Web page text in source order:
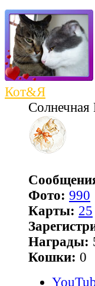
Кот&Я
Фото: 990
Карты: 25
Награды:
Кошки: 0